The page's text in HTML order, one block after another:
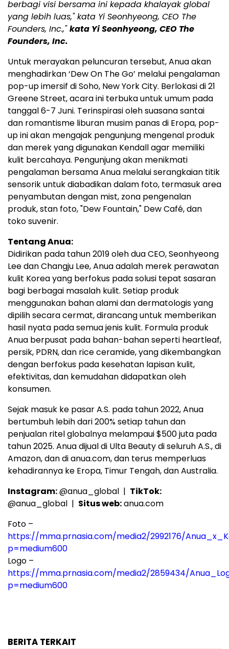
berbagi visi bersama ini kepada khalayak global
yang lebih luas," kata Yi Seonhyeong, CEO The
Founders, Inc.,"kata Yi Seonhyeong, CEO The
Founders, Inc.
Untuk merayakan peluncuran tersebut, Anua akan
menghadirkan ‘Dew On The Go’ melalui pengalaman
pop-up imersif di Soho, New York City. Berlokasi di 21
Greene Street, acara ini terbuka untuk umum pada
tanggal 6-7 Juni. Terinspirasi oleh suasana santai
dan romantisme liburan musim panas di Eropa, pop-
up ini akan mengajak pengunjung mengenal produk
dan merek yang digunakan Kendall agar memiliki
kulit bercahaya. Pengunjung akan menikmati
pengalaman bersama Anua melalui serangkaian titik
sensorik untuk diabadikan dalam foto, termasuk area
penyambutan dengan mist, zona pengenalan
produk, stan foto, "Dew Fountain," Dew Café, dan
toko suvenir.
Tentang Anua:
Didirikan pada tahun 2019 oleh dua CEO, Seonhyeong
Lee dan Changju Lee, Anua adalah merek perawatan
kulit Korea yang berfokus pada solusi tepat sasaran
bagi berbagai masalah kulit. Setiap produk
menggunakan bahan alami dan dermatologis yang
dipilih secara cermat, dirancang untuk memberikan
hasil nyata pada semua jenis kulit. Formula produk
Anua berpusat pada bahan-bahan seperti heartleaf,
persik, PDRN, dan rice ceramide, yang dikembangkan
dengan berfokus pada kesehatan lapisan kulit,
efektivitas, dan kemudahan didapatkan oleh
konsumen.
Sejak masuk ke pasar A.S. pada tahun 2022, Anua
bertumbuh lebih dari 200% setiap tahun dan
penjualan ritel globalnya melampaui $500 juta pada
tahun 2025. Anua dijual di Ulta Beauty di seluruh A.S., di
Amazon, dan di anua.com, dan terus memperluas
kehadirannya ke Eropa, Timur Tengah, dan Australia.
Instagram:@anua_global | TikTok:
@anua_global | Situs web:anua.com
Foto –
https://mma.prnasia.com/media2/2992176/
p=medium600
Logo –
https://mma.prnasia.com/media2/2859434/
p=medium600
BERITA TERKAIT